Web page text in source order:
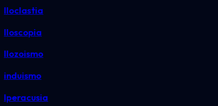
Iloclastia
Iloscopia
Ilozoismo
induismo
Iperacusia